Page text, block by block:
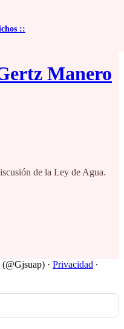
::
Manero
de la Ley de Agua.
(@Gjsuap) · Privacidad ∙